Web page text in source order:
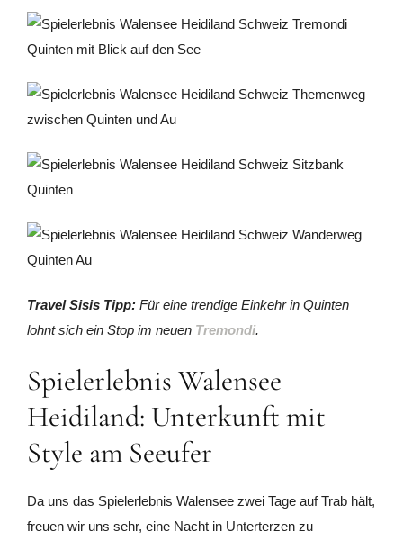
Travel Sisis Tipp: Für eine trendige Einkehr in Quinten
lohnt sich ein Stop im neuen Tremondi.
Spielerlebnis Walensee
Heidiland: Unterkunft mit
Style am Seeufer
Da uns das Spielerlebnis Walensee zwei Tage auf Trab hält,
freuen wir uns sehr, eine Nacht in Unterterzen zu